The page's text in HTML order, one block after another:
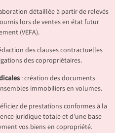
détaillée à partir de relevés
lors de ventes en état futur
(VEFA).
des clauses contractuelles
des copropriétaires.
: création des documents
immobiliers en volumes.
de prestations conformes à la
juridique totale et d’une base
vos biens en copropriété.